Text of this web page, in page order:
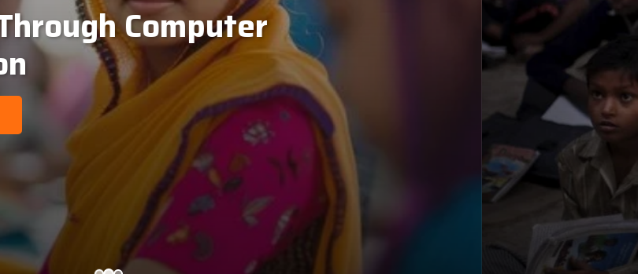
with Nature &
Values
LEARN MORE